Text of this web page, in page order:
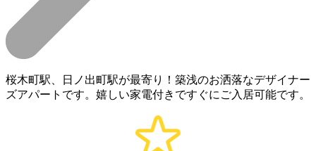
桜木町駅、日ノ出町駅が最寄り！築浅のお洒落なデザイナー
ズアパートです。嬉しい家電付きですぐにご入居可能です。